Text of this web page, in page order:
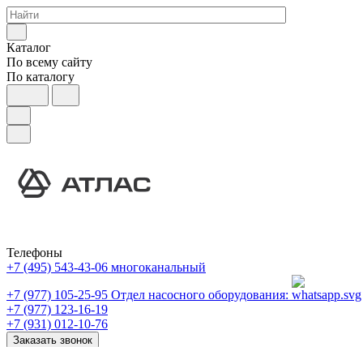
Каталог
По всему сайту
По каталогу
Телефоны
+7 (495) 543-43-06 многоканальный
+7 (977) 105-25-95 Отдел насосного оборудования:
+7 (977) 123-16-19
+7 (931) 012-10-76
Заказать звонок